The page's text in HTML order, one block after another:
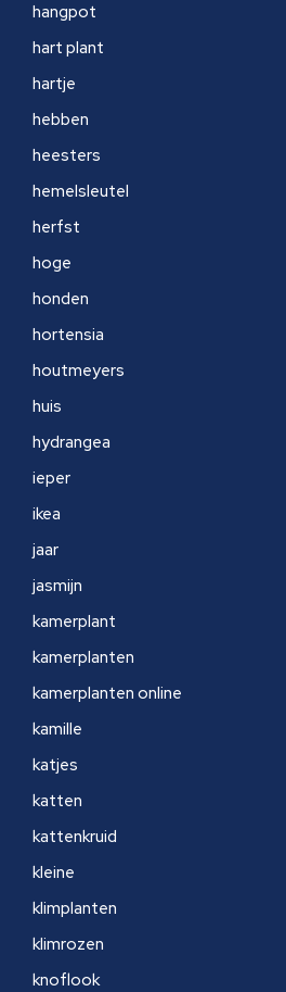
hangpot
hart plant
hartje
hebben
heesters
hemelsleutel
herfst
hoge
honden
hortensia
houtmeyers
huis
hydrangea
ieper
ikea
jaar
jasmijn
kamerplant
kamerplanten
kamerplanten online
kamille
katjes
katten
kattenkruid
kleine
klimplanten
klimrozen
knoflook